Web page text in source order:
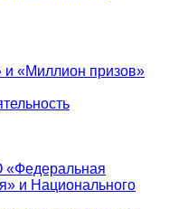
и «Миллион призов»
«Федеральная
и Национального